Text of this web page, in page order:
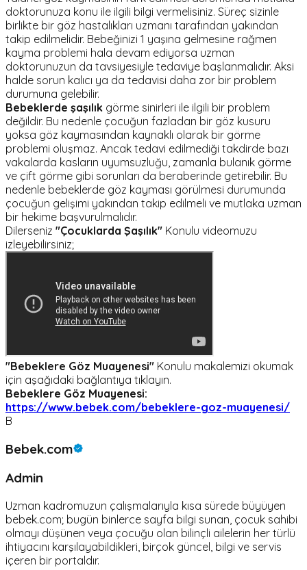
doktorunuza konu ile ilgili bilgi vermelisiniz. Süreç sizinle
birlikte bir göz hastalıkları uzmanı tarafından yakından
takip edilmelidir. Bebeğinizi 1 yaşına gelmesine rağmen
kayma problemi hala devam ediyorsa uzman
doktorunuzun da tavsiyesiyle tedaviye başlanmalıdır. Aksi
halde sorun kalıcı ya da tedavisi daha zor bir problem
durumuna gelebilir.
Bebeklerde şaşılık görme sinirleri ile ilgili bir problem
değildir. Bu nedenle çocuğun fazladan bir göz kusuru
yoksa göz kaymasından kaynaklı olarak bir görme
problemi oluşmaz. Ancak tedavi edilmediği takdirde bazı
vakalarda kasların uyumsuzluğu, zamanla bulanık görme
ve çift görme gibi sorunları da beraberinde getirebilir. Bu
nedenle bebeklerde göz kayması görülmesi durumunda
çocuğun gelişimi yakından takip edilmeli ve mutlaka uzman
bir hekime başvurulmalıdır.
Dilerseniz "Çocuklarda Şaşılık" Konulu videomuzu
izleyebilirsiniz;
"Bebeklere Göz Muayenesi" Konulu makalemizi okumak
için aşağıdaki bağlantıya tıklayın.
Bebeklere Göz Muayenesi:
https://www.bebek.com/bebeklere-goz-muayenesi/
B
Bebek.com
Admin
Uzman kadromuzun çalışmalarıyla kısa sürede büyüyen
bebek.com; bugün binlerce sayfa bilgi sunan, çocuk sahibi
olmayı düşünen veya çocuğu olan bilinçli ailelerin her türlü
ihtiyacını karşılayabildikleri, birçok güncel, bilgi ve servis
içeren bir portaldır.